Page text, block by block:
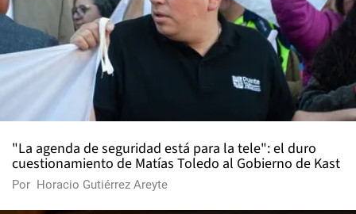
"La agenda de seguridad está para la tele": el duro
cuestionamiento de Matías Toledo al Gobierno de Kast
Por Horacio Gutiérrez Areyte